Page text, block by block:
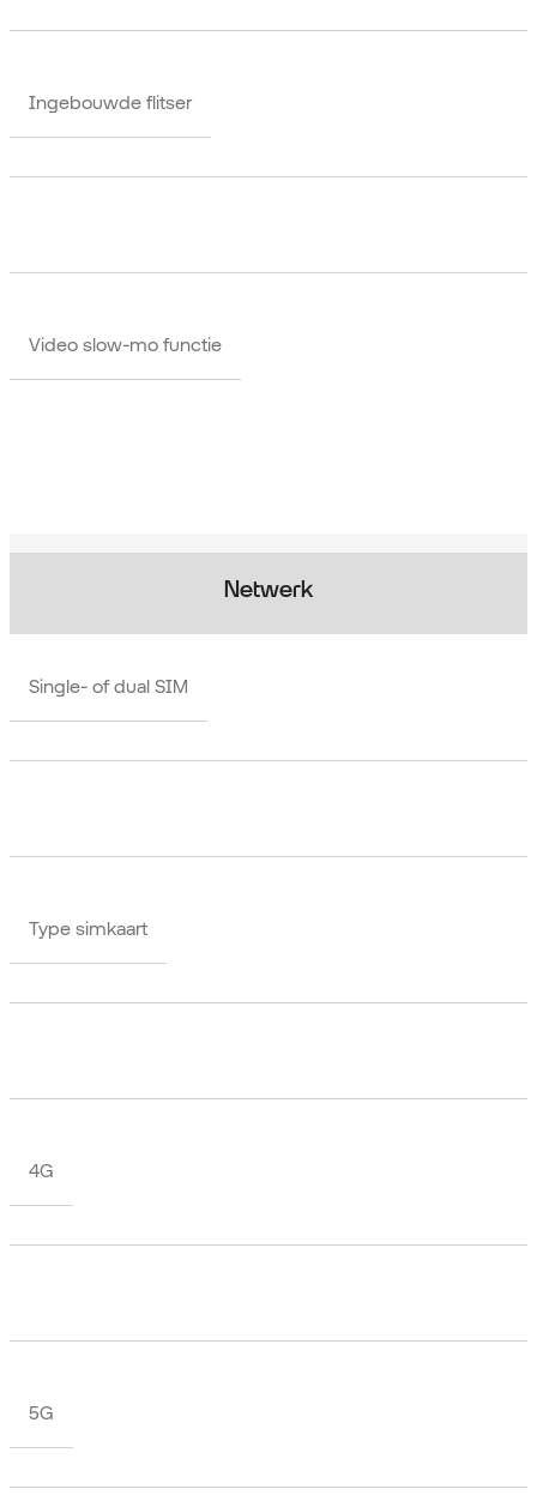
Ingebouwde flitser
Video slow-mo functie
Netwerk
Single- of dual SIM
Type simkaart
4G
5G